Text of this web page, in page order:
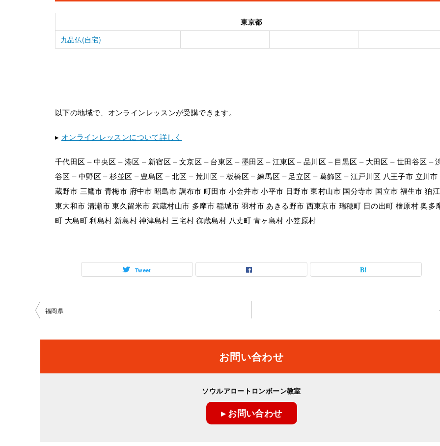
東京都
九品仏(自宅)
以下の地域で、オンラインレッスンが受講できます。
▸ オンラインレッスンについて詳しく
千代田区 – 中央区 – 港区 – 新宿区 – 文京区 – 台東区 – 墨田区 – 江東区 – 品川区 – 目黒区 – 大田区 – 世田谷区 –
谷区 – 中野区 – 杉並区 – 豊島区 – 北区 – 荒川区 – 板橋区 – 練馬区 – 足立区 – 葛飾区 – 江戸川区 八王子市 立川市
蔵野市 三鷹市 青梅市 府中市 昭島市 調布市 町田市 小金井市 小平市 日野市 東村山市 国分寺市 国立市 福生市 狛
東大和市 清瀬市 東久留米市 武蔵村山市 多摩市 稲城市 羽村市 あきる野市 西東京市 瑞穂町 日の出町 檜原村 奥多
町 大島町 利島村 新島村 神津島村 三宅村 御蔵島村 八丈町 青ヶ島村 小笠原村
Tweet
投
ビ
福岡県
お問い合わせ
ソウルアロートロンボーン教室
▸ お問い合わせ